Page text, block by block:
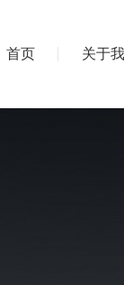
首页 关于